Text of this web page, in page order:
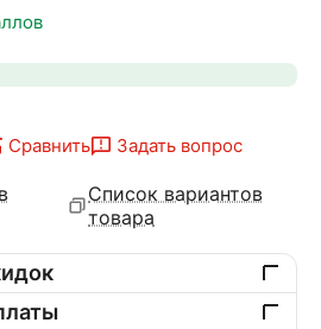
Сравнить Задать вопрос
Список вариантов
товара